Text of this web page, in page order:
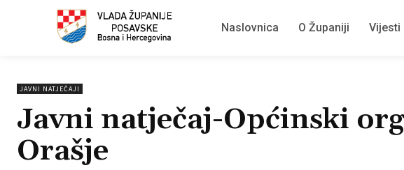
Naslovnica O Županiji Vijesti
JAVNI NATJEČAJI
Javni natječaj-Općinski
Orašje